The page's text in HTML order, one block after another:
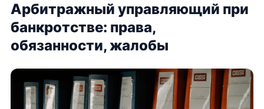
Арбитражный управляющий при
банкротстве: права,
обязанности, жалобы